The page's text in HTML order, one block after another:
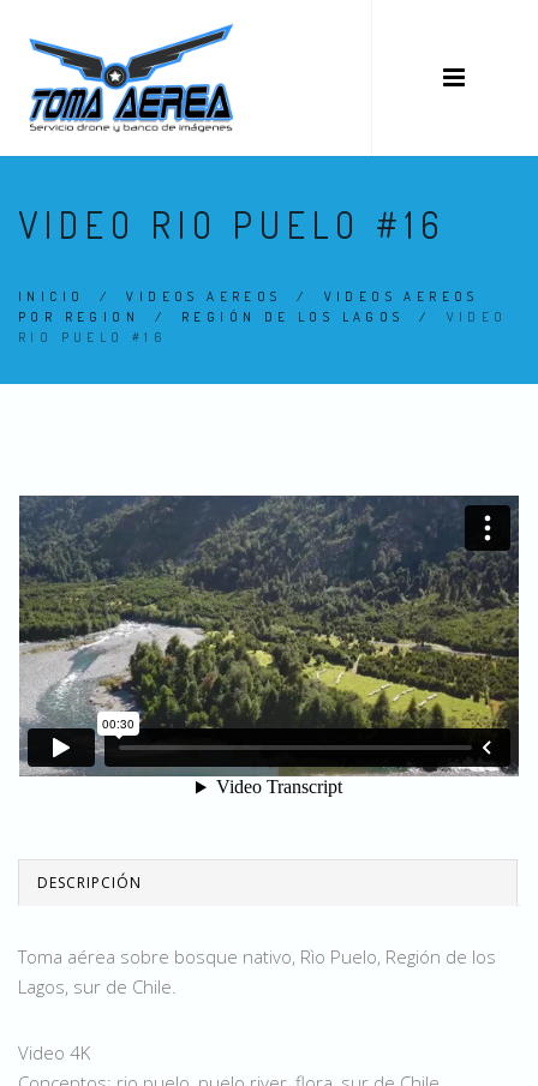
VIDEO RIO PUELO #16
INICIO /VIDEOS AEREOS / VIDEOS AEREOS
POR REGION
/ REGIÓN DE LOS LAGOS / VIDEO
RIO PUELO #16
DESCRIPCIÓN
Toma aérea sobre bosque nativo, Rìo Puelo, Región de los
Lagos, sur de Chile.
Video 4K